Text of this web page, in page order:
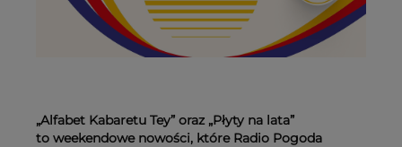
„Alfabet Kabaretu Tey” oraz „Płyty na lata”
to weekendowe nowości, które Radio Pogoda